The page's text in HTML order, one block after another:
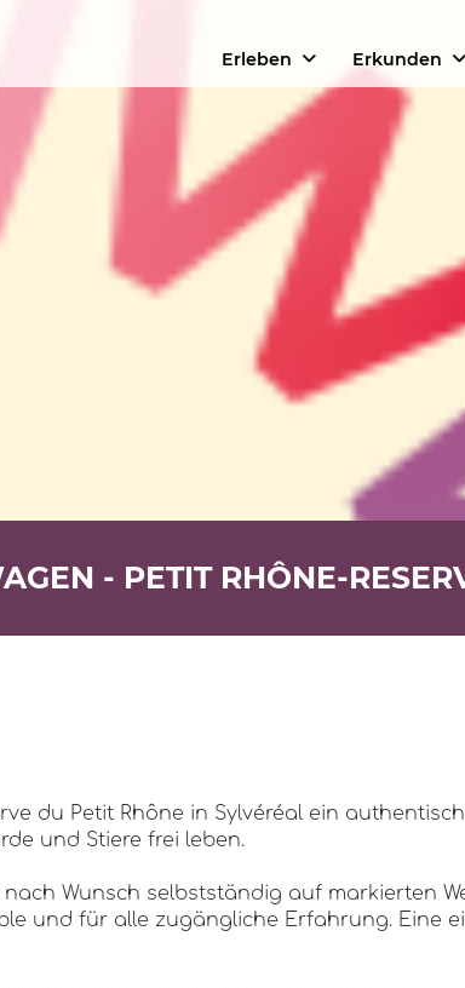
- PETIT RHÔNE-
du Petit Rhône in Sylvéréal ein
und Stiere frei leben.
Wunsch selbstständig auf markierten
und für alle zugängliche Erfahrung. Eine
Erleben Erkunden